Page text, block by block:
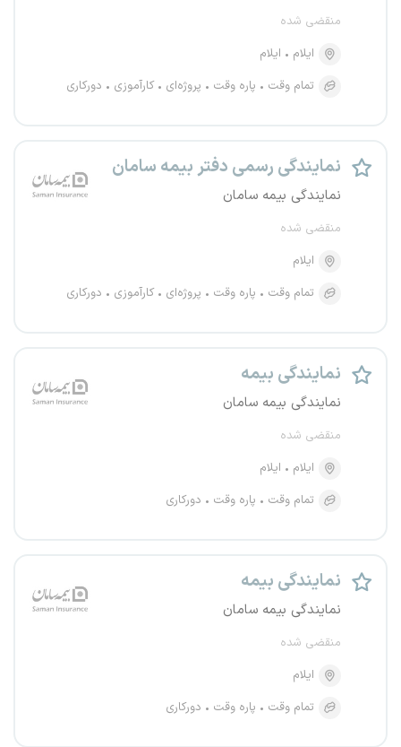
منقضی شده
ایلام
ایلام
تمام وقت
پاره وقت پروژه‌ای کارآموزی دورکاری
نمایندگی رسمی دفتر بیمه سامان
نمایندگی بیمه سامان
منقضی شده
ایلام
تمام وقت
پاره وقت پروژه‌ای کارآموزی دورکاری
نمایندگی بیمه
نمایندگی بیمه سامان
منقضی شده
ایلام
ایلام
تمام وقت
پاره وقت دورکاری
نمایندگی بیمه
نمایندگی بیمه سامان
منقضی شده
ایلام
تمام وقت
پاره وقت دورکاری